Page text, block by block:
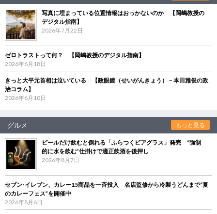
写真に埋まっている位置情報はおっかないのか 【岡嶋教授の
デジタル指南】
2026年7月22日
ゼロトラストって何？ 【岡嶋教授のデジタル指南】
2026年6月18日
きっと大平元首相は泣いている 【政眼鏡（せいがんきょう）－本田雅俊の政
治コラム】
2026年6月10日
グルメ もっと見る
ビールだけ飲むと倒れる「ふらつくビアグラス」発売 “強制
的に水を飲む”仕掛けで適正飲酒を後押し
2026年8月7日
セブン‐イレブン、カレー15商品を一斉投入 名店監修から冷製うどんまで“夏
のカレーフェス”を開催中
2026年8月6日